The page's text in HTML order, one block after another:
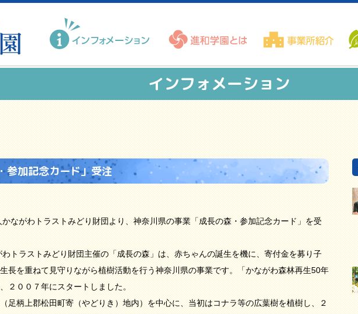
インフォメーション
参加記念カード」受注
ながわトラストみどり財団より、神奈川県の事業「成長の森・参加記念カード」を受
トラストみどり財団主催の「成長の森」は、赤ちゃんの誕生を機に、寄付金を募り子
長を重ねて見守りながら植樹活動を行う神奈川県の事業です。「かながわ森林再生50年
２００７年にスタートしました。
（足柄上郡松田町寄（やどりき）地内）を中心に、当初はコナラ等の広葉樹を植樹し、２